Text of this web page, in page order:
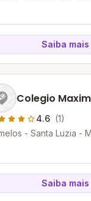
Saiba mais
Colegio
4.6 (1)
- Santa Luzia -
Saiba mais